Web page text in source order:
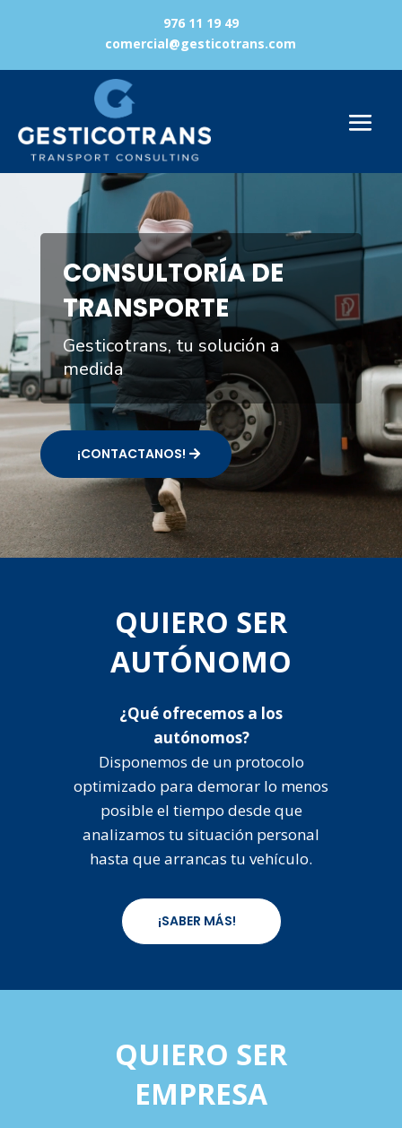
976 11 19 49
comercial@gesticotrans.com
CONSULTORÍA DE
TRANSPORTE
Gesticotrans, tu solución a
medida
¡CONTACTANOS!
QUIERO SER
AUTÓNOMO
¿Qué ofrecemos a los
autónomos?
Disponemos de un protocolo
optimizado para demorar lo menos
posible el tiempo desde que
analizamos tu situación personal
hasta que arrancas tu vehículo.
¡SABER MÁS!
QUIERO SER
EMPRESA